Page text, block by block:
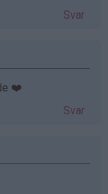
Svar
❤️
Svar